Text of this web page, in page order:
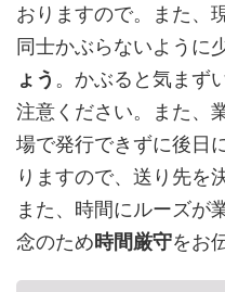
おりますので。また、
同士かぶらないように
ょう 。かぶると気まず
注意ください。また、
場で発行できずに後日
りますので、送り先を
また、時間にルーズが
念のため時間厳守をお